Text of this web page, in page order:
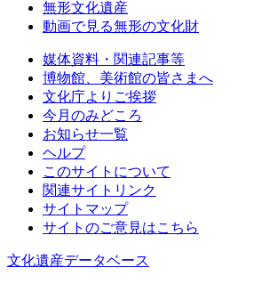
無形文化遺産
動画で見る無形の文化財
媒体資料・関連記事等
博物館、美術館の皆さまへ
文化庁よりご挨拶
今月のみどころ
お知らせ一覧
ヘルプ
このサイトについて
関連サイトリンク
サイトマップ
サイトのご意見はこちら
文化遺産データベース